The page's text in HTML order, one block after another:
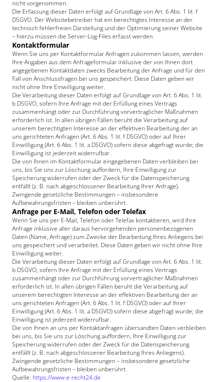
nicht vorgenommen.
Die Erfassung dieser Daten erfolgt auf Grundlage von Art. 6 Abs. 1 lit. f
DSGVO. Der Websitebetreiber hat ein berechtigtes Interesse an der
technisch fehlerfreien Darstellung und der Optimierung seiner Website
– hierzu müssen die Server-Log-Files erfasst werden.
Kontaktformular
Wenn Sie uns per Kontaktformular Anfragen zukommen lassen, werden
Ihre Angaben aus dem Anfrageformular inklusive der von Ihnen dort
angegebenen Kontaktdaten zwecks Bearbeitung der Anfrage und für den
Fall von Anschlussfragen bei uns gespeichert. Diese Daten geben wir
nicht ohne Ihre Einwilligung weiter.
Die Verarbeitung dieser Daten erfolgt auf Grundlage von Art. 6 Abs. 1 lit.
b DSGVO, sofern Ihre Anfrage mit der Erfüllung eines Vertrags
zusammenhängt oder zur Durchführung vorvertraglicher Maßnahmen
erforderlich ist. In allen übrigen Fällen beruht die Verarbeitung auf
unserem berechtigten Interesse an der effektiven Bearbeitung der an
uns gerichteten Anfragen (Art. 6 Abs. 1 lit. f DSGVO) oder auf Ihrer
Einwilligung (Art. 6 Abs. 1 lit. a DSGVO) sofern diese abgefragt wurde; die
Einwilligung ist jederzeit widerrufbar.
Die von Ihnen im Kontaktformular eingegebenen Daten verbleiben bei
uns, bis Sie uns zur Löschung auffordern, Ihre Einwilligung zur
Speicherung widerrufen oder der Zweck für die Datenspeicherung
entfällt (z. B. nach abgeschlossener Bearbeitung Ihrer Anfrage).
Zwingende gesetzliche Bestimmungen – insbesondere
Aufbewahrungsfristen – bleiben unberührt.
Anfrage per E-Mail, Telefon oder Telefax
Wenn Sie uns per E-Mail, Telefon oder Telefax kontaktieren, wird Ihre
Anfrage inklusive aller daraus hervorgehenden personenbezogenen
Daten (Name, Anfrage) zum Zwecke der Bearbeitung Ihres Anliegens bei
uns gespeichert und verarbeitet. Diese Daten geben wir nicht ohne Ihre
Einwilligung weiter.
Die Verarbeitung dieser Daten erfolgt auf Grundlage von Art. 6 Abs. 1 lit.
b DSGVO, sofern Ihre Anfrage mit der Erfüllung eines Vertrags
zusammenhängt oder zur Durchführung vorvertraglicher Maßnahmen
erforderlich ist. In allen übrigen Fällen beruht die Verarbeitung auf
unserem berechtigten Interesse an der effektiven Bearbeitung der an
uns gerichteten Anfragen (Art. 6 Abs. 1 lit. f DSGVO) oder auf Ihrer
Einwilligung (Art. 6 Abs. 1 lit. a DSGVO) sofern diese abgefragt wurde; die
Einwilligung ist jederzeit widerrufbar.
Die von Ihnen an uns per Kontaktanfragen übersandten Daten verbleiben
bei uns, bis Sie uns zur Löschung auffordern, Ihre Einwilligung zur
Speicherung widerrufen oder der Zweck für die Datenspeicherung
entfällt (z. B. nach abgeschlossener Bearbeitung Ihres Anliegens).
Zwingende gesetzliche Bestimmungen – insbesondere gesetzliche
Aufbewahrungsfristen – bleiben unberührt.
Quelle: https://www.e-recht24.de